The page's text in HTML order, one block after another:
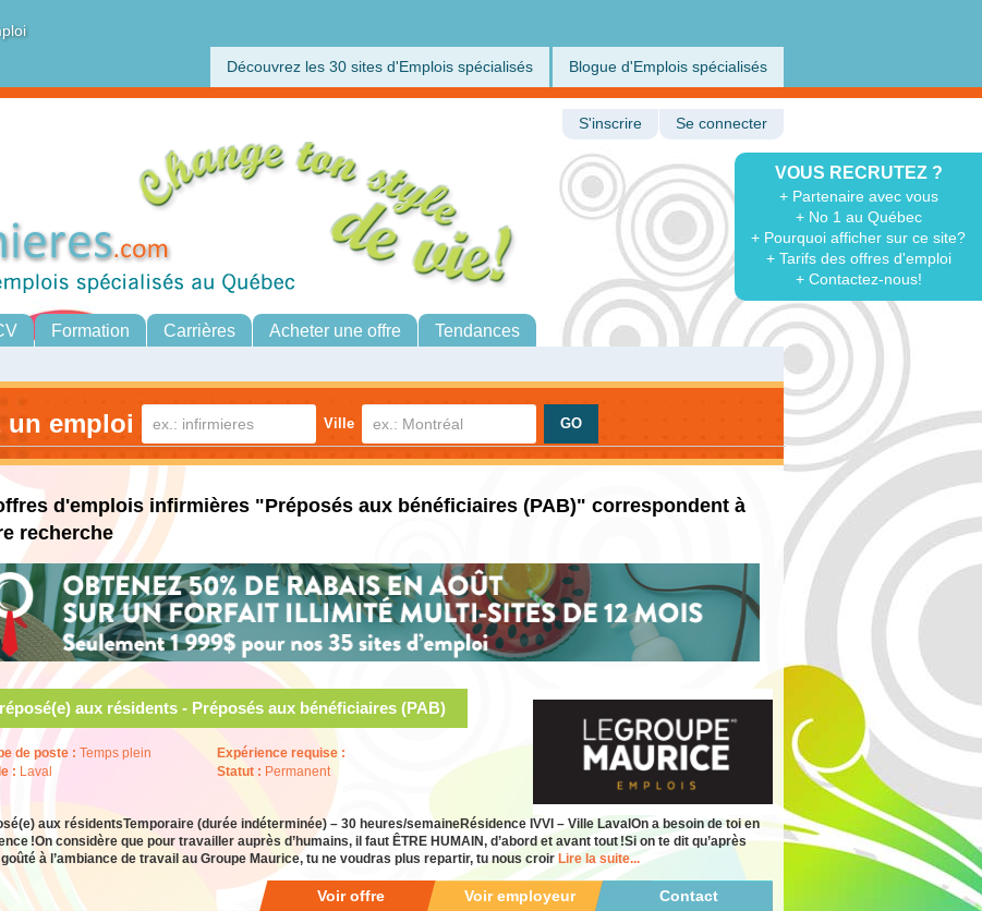
Découvrez les 30 sites d'Emplois spécialisés Blogue d'Emplois spécialisés
VOUS RECRUTEZ ?
+ Partenaire avec vous
+ No 1 au Québec
+ Pourquoi afficher sur ce site?
+ Tarifs des offres d'emploi
+ Contactez-nous!
S'inscrire Se connecter
Formation Carrières Acheter une offre Tendances
un emploi Ville
d'emplois infirmières "Préposés aux bénéficiaires (PAB)" correspondent à
recherche
aux résidents - Préposés aux bénéficiaires (PAB)
de poste : Temps plein
: Laval
Expérience requise :
Statut : Permanent
aux résidentsTemporaire (durée indéterminée) – 30 heures/semaineRésidence IVVI – Ville LavalOn a besoin de toi en
!On considère que pour travailler auprès d’humains, il faut ÊTRE HUMAIN, d’abord et avant tout !Si on te dit qu’après
à l’ambiance de travail au Groupe Maurice, tu ne voudras plus repartir, tu nous croir Lire la suite...
Voir offre Voir employeur Contact